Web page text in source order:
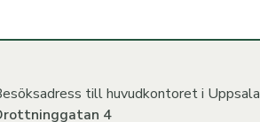
till huvudkontoret i Uppsala
4